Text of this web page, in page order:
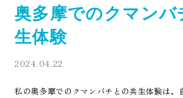
奥多摩でのクマンバ
生体験
2024.04.22
私の奥多摩でのクマンバチとの共生体験は、